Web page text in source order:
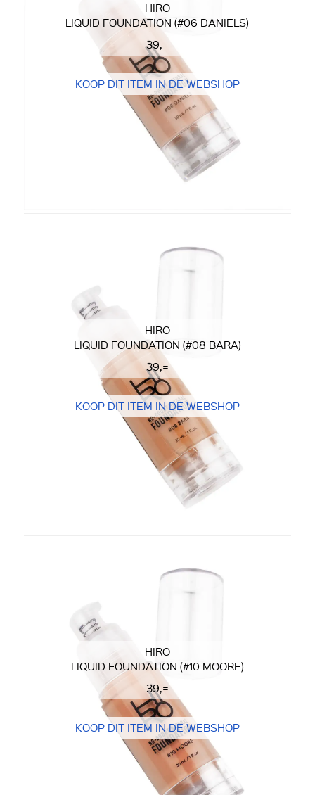
HIRO
LIQUID FOUNDATION (#06 DANIELS)
39,=
KOOP DIT ITEM IN DE WEBSHOP
HIRO
LIQUID FOUNDATION (#08 BARA)
39,=
KOOP DIT ITEM IN DE WEBSHOP
HIRO
LIQUID FOUNDATION (#10 MOORE)
39,=
KOOP DIT ITEM IN DE WEBSHOP